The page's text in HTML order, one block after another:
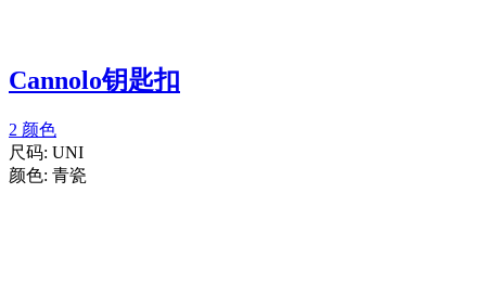
Cannolo钥匙扣
2 颜色
尺码: UNI
颜色: 青瓷